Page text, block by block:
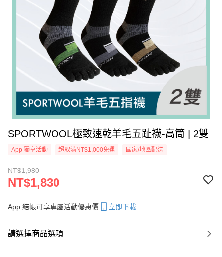
SPORTWOOL極致速乾羊毛五趾襪-高筒 | 2雙
App 獨享活動 超取滿NT$1,000免運 國家/地區配送
NT$1,980
NT$1,830
App 結帳可享專屬活動優惠價 立即下載
請選擇商品選項